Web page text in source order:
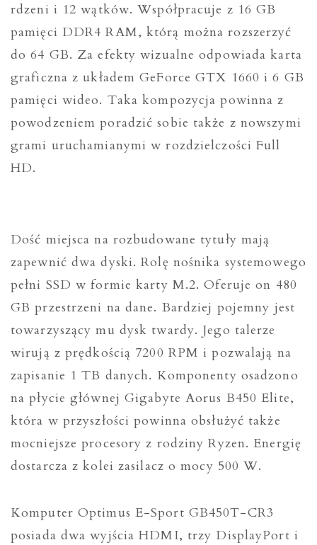
rdzeni i 12 wątków. Współpracuje z 16 GB
pamięci DDR4 RAM, którą można rozszerzyć
do 64 GB. Za efekty wizualne odpowiada karta
graficzna z układem GeForce GTX 1660 i 6 GB
pamięci wideo. Taka kompozycja powinna z
powodzeniem poradzić sobie także z nowszymi
grami uruchamianymi w rozdzielczości Full
HD.
Dość miejsca na rozbudowane tytuły mają
zapewnić dwa dyski. Rolę nośnika systemowego
pełni SSD w formie karty M.2. Oferuje on 480
GB przestrzeni na dane. Bardziej pojemny jest
towarzyszący mu dysk twardy. Jego talerze
wirują z prędkością 7200 RPM i pozwalają na
zapisanie 1 TB danych. Komponenty osadzono
na płycie głównej Gigabyte Aorus B450 Elite,
która w przyszłości powinna obsłużyć także
mocniejsze procesory z rodziny Ryzen. Energię
dostarcza z kolei zasilacz o mocy 500 W.
Komputer Optimus E-Sport GB450T-CR3
posiada dwa wyjścia HDMI, trzy DisplayPort i